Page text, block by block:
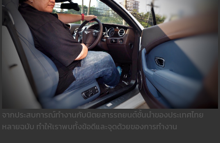
จากประสบการณ์ทำงานกับนิตยสารรถยนต์ชั้นนำของประเทศไทย
หลายฉบับ ทำให้เราพบทั้งข้อดีและจุดด้วยของการทำงาน